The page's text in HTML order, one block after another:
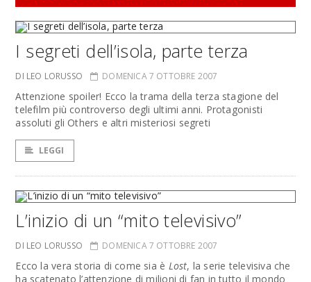
I segreti dell’isola, parte terza
DI LEO LORUSSO DOMENICA 7 OTTOBRE 2007
Attenzione spoiler! Ecco la trama della terza stagione del
telefilm più controverso degli ultimi anni. Protagonisti
assoluti gli Others e altri misteriosi segreti
LEGGI
L’inizio di un “mito televisivo”
DI LEO LORUSSO DOMENICA 7 OTTOBRE 2007
Ecco la vera storia di come sia è Lost, la serie televisiva che
ha scatenato l’attenzione di milioni di fan in tutto il mondo